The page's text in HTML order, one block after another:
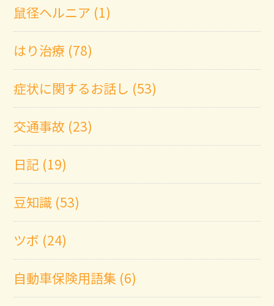
鼠径ヘルニア (1)
はり治療 (78)
症状に関するお話し (53)
交通事故 (23)
日記 (19)
豆知識 (53)
ツボ (24)
自動車保険用語集 (6)